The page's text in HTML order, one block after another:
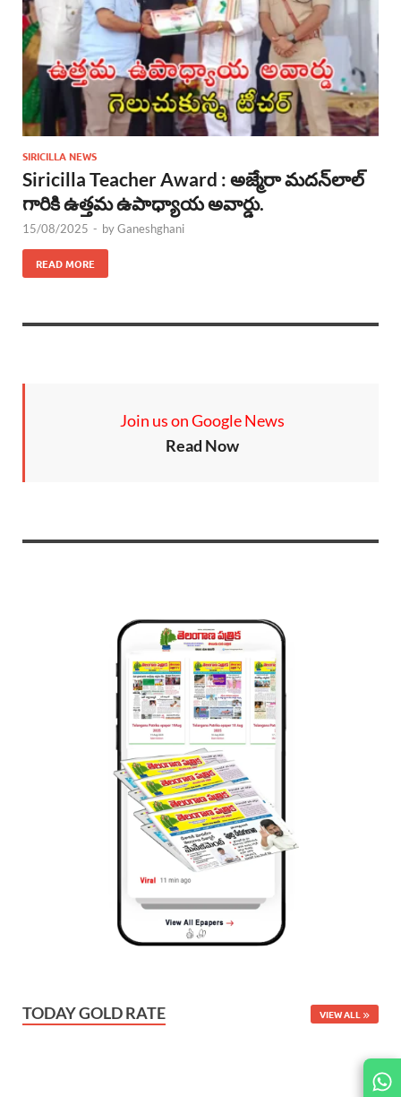
SIRICILLA NEWS
Siricilla Teacher Award : అజ్మేరా మదన్‌లాల్
గారికి ఉత్తమ ఉపాధ్యాయ అవార్డు.
15/08/2025 - byGaneshghani
READ MORE
Join us on Google News
Read Now
TODAY GOLD RATE VIEW ALL